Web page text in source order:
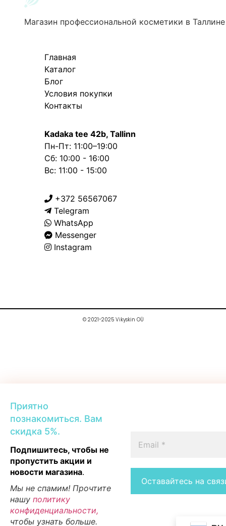
Приятно
познакомиться. Вам
скидка 5%.
Подпишитесь, чтобы не
пропустить акции и
новости магазина.
Мы не спамим! Прочтите
нашу политику
конфиденциальности,
чтобы узнать больше.
Магазин профессиональной косметики в Таллине
Главная
Каталог
Блог
Условия покупки
Контакты
Kadaka tee 42b, Tallinn
Пн-Пт: 11:00–19:00
Сб: 10:00 - 16:00
Вс: 11:00 - 15:00
+372 56567067
Telegram
WhatsApp
Messenger
Instagram
© 2021-2025 Vikyskin OÜ